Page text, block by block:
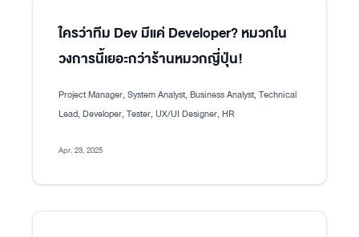
ใครว่าทีม Dev มีแค่ Developer? หมวกใน
วงการนี้เยอะกว่าร้านหมวกญี่ปุ่น!
Project Manager, System Analyst, Business Analyst, Technical
Lead, Developer, Tester, UX/UI Designer, HR
Apr. 23, 2025